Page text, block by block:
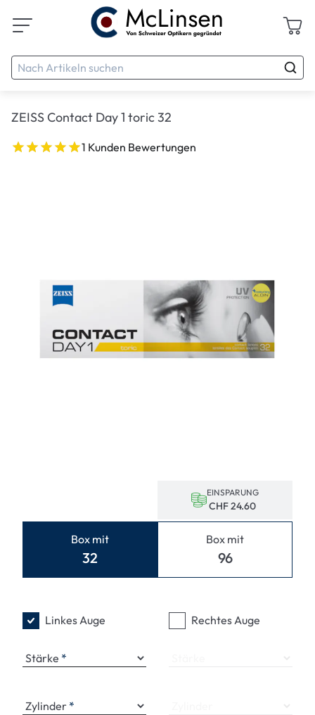
ZEISS Contact Day 1 toric 32
1 Kunden Bewertungen
Box mit
32
EINSPARUNG
CHF 24.60
Box mit
96
Linkes Auge
Stärke
Zylinder
Rechtes Auge